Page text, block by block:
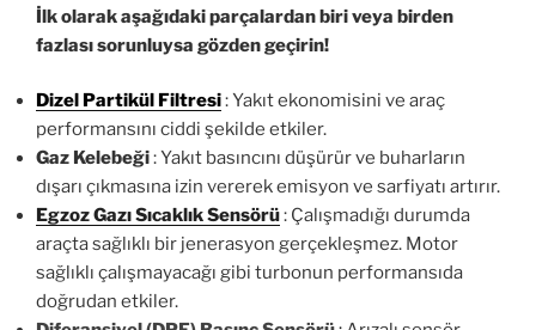
İlk olarak aşağıdaki parçalardan biri veya birden
fazlası sorunluysa gözden geçirin!
Dizel Partikül Filtresi: Yakıt ekonomisini ve araç
performansını ciddi şekilde etkiler.
Gaz Kelebeği: Yakıt basıncını düşürür ve buharların
dışarı çıkmasına izin vererek emisyon ve sarfiyatı artırır.
Egzoz Gazı Sıcaklık Sensörü: Çalışmadığı durumda
araçta sağlıklı bir jenerasyon gerçekleşmez. Motor
sağlıklı çalışmayacağı gibi turbonun performansıda
doğrudan etkiler.